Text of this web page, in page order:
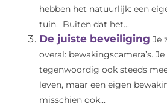
hebben het natuurlijk: een
tuin. Buiten dat het...
De juiste beveiliging Je
overal: bewakingscamera’s.
tegenwoordig ook steeds
leven, maar een eigen
misschien ook...